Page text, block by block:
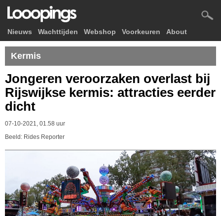
Nieuws Wachttijden Webshop Voorkeuren About
Kermis
Jongeren veroorzaken overlast bij
Rijswijkse kermis: attracties eerder
dicht
07-10-2021, 01.58 uur
Beeld: Rides Reporter